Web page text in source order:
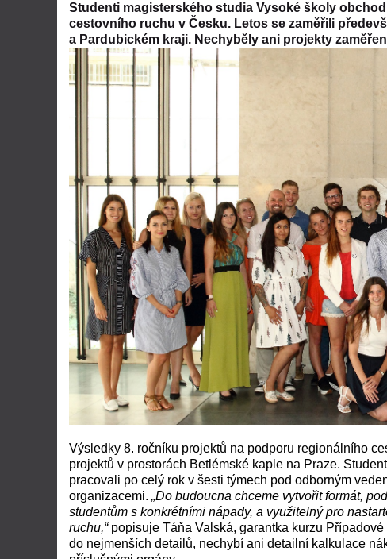
Studenti magisterského studia Vysoké školy
cestovního ruchu v Česku. Letos se zaměřili
a Pardubickém kraji. Nechyběly ani projekty
Výsledky 8. ročníku projektů na podporu regionálního
projektů v prostorách Betlémské kaple na Praze.
pracovali po celý rok v šesti týmech pod odborným
organizacemi. „Do budoucna chceme vytvořit formát,
studentům s konkrétními nápady, a využitelný pro
ruchu,“popisuje Táňa Valská, garantka kurzu
do nejmenších detailů, nechybí ani detailní kalkulace